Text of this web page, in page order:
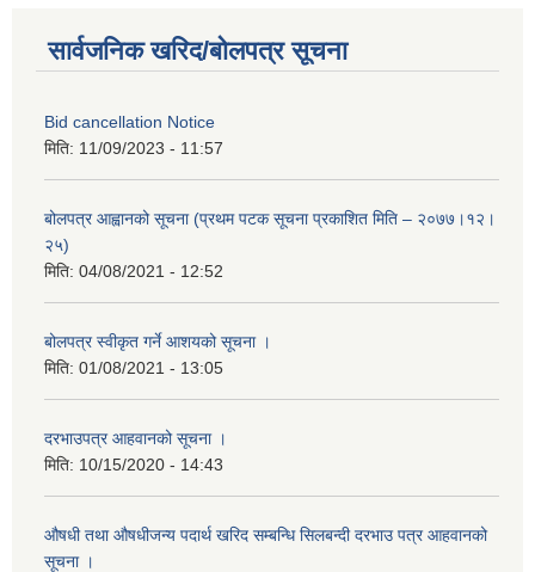
सार्वजनिक खरिद/बोलपत्र सूचना
Bid cancellation Notice
मिति: 11/09/2023 - 11:57
बोलपत्र आह्वानको सूचना (प्रथम पटक सूचना प्रकाशित मिति – २०७७।१२।
२५)
मिति: 04/08/2021 - 12:52
बोलपत्र स्वीकृत गर्ने आशयको सूचना ।
मिति: 01/08/2021 - 13:05
दरभाउपत्र आहवानको सूचना ।
मिति: 10/15/2020 - 14:43
औषधी तथा औषधीजन्य पदार्थ खरिद सम्बन्धि सिलबन्दी दरभाउ पत्र आहवानको
सूचना ।